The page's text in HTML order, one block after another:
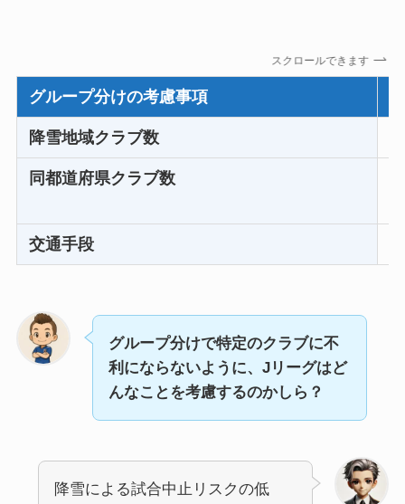
スクロールできます
グループ分けの考慮事項
降雪地域クラブ数
同都道府県クラブ数
交通手段
グループ分けで特定のクラブに不
利にならないように、Jリーグはど
んなことを考慮するのかしら？
降雪による試合中止リスクの低